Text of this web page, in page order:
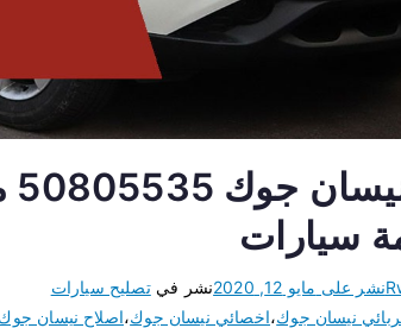
سيارات
نشر على مايو 12, 2020 نشر فيتصليح سيارات
نيسان جوك،اخصائي نيسان جوك،اصلاح نيسان جوك